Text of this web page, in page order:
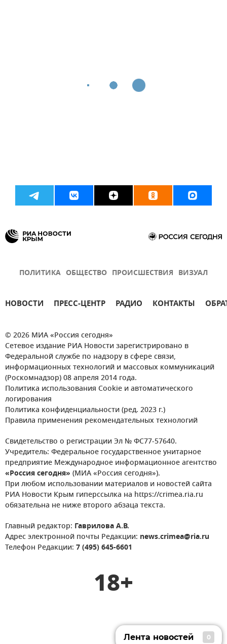
ПОЛИТИКА ОБЩЕСТВО ПРОИСШЕСТВИЯ ВИЗУАЛ
НОВОСТИ ПРЕСС-ЦЕНТР РАДИО КОНТАКТЫ
© 2026 МИА «Россия сегодня»
Сетевое издание РИА Новости зарегистрировано в
Федеральной службе по надзору в сфере связи,
информационных технологий и массовых коммуникаций
(Роскомнадзор) 08 апреля 2014 года.
Политика использования Cookie и автоматического
логирования
Политика конфиденциальности (ред. 2023 г.)
Правила применения рекомендательных технологий
Свидетельство о регистрации Эл № ФС77-57640.
Учредитель: Федеральное государственное унитарное
предприятие Международное информационное агентство
«Россия сегодня» (МИА «Россия сегодня»).
При любом использовании материалов и новостей сайта
РИА Новости Крым гиперссылка на https://crimea.ria.ru
обязательна не ниже второго абзаца текста.
Главный редактор: Гаврилова А.В.
Адрес электронной почты Редакции: news.crimea@ria.ru
Телефон Редакции: 7 (495) 645-6601
18+
Лента новостей 0